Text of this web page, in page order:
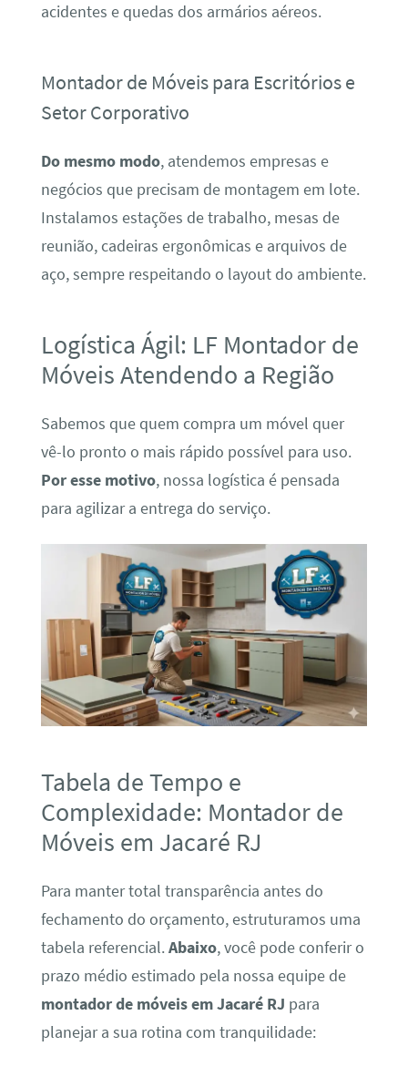
acidentes e quedas dos armários aéreos.
Montador de Móveis para Escritórios e
Setor Corporativo
Do mesmo modo, atendemos empresas e
negócios que precisam de montagem em lote.
Instalamos estações de trabalho, mesas de
reunião, cadeiras ergonômicas e arquivos de
aço, sempre respeitando o layout do ambiente.
Logística Ágil: LF Montador de
Móveis Atendendo a Região
Sabemos que quem compra um móvel quer
vê-lo pronto o mais rápido possível para uso.
Por esse motivo, nossa logística é pensada
para agilizar a entrega do serviço.
Tabela de Tempo e
Complexidade: Montador de
Móveis em Jacaré RJ
Para manter total transparência antes do
fechamento do orçamento, estruturamos uma
tabela referencial.Abaixo, você pode conferir o
prazo médio estimado pela nossa equipe de
montador de móveis em Jacaré RJ para
planejar a sua rotina com tranquilidade: